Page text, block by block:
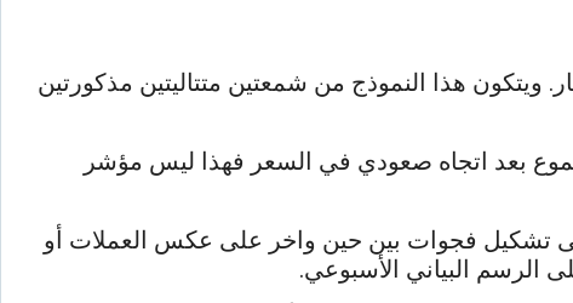
ويتكون هذا النموذج من شمعتين متتاليتين مذكورتين
بعد اتجاه صعودي في السعر فهذا ليس مؤشر
تشكيل فجوات بين حين واخر على عكس العملات أو